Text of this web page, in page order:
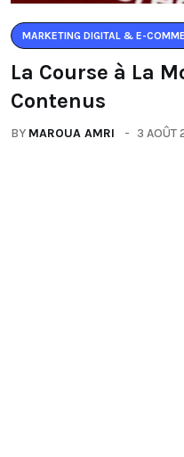
MARKETING DIGITAL & E-
La Course à La
Contenus
BY MAROUA AMRI 3 AOÛT